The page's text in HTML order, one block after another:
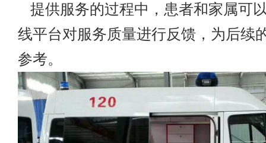
提供服务的过程中，患者和家属可
线平台对服务质量进行反馈，为后续
参考。